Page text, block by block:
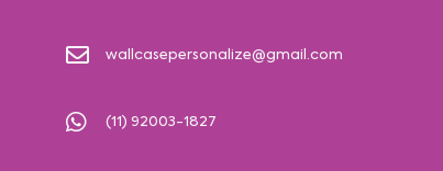
wallcasepersonalize@gmail.com
(11) 92003-1827